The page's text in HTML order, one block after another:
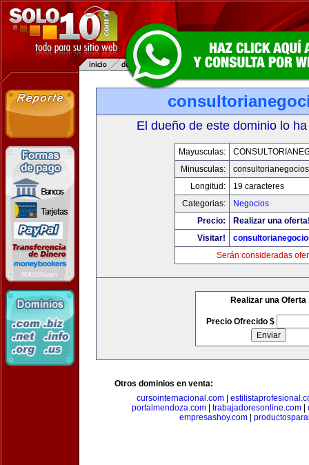
El dueño de este dominio lo
Mayusculas:
Minusculas:
Longitud:
19 caracteres
Categorias:
Negocios
Precio:
Realizar una
Visitar!
Serán consideradas
Realizar una Oferta
Precio Ofrecido $
Otros dominios en venta:
cursointernacional.com|
portalmendoza.com| trabajadoresonline.com|
empresashoy.com|